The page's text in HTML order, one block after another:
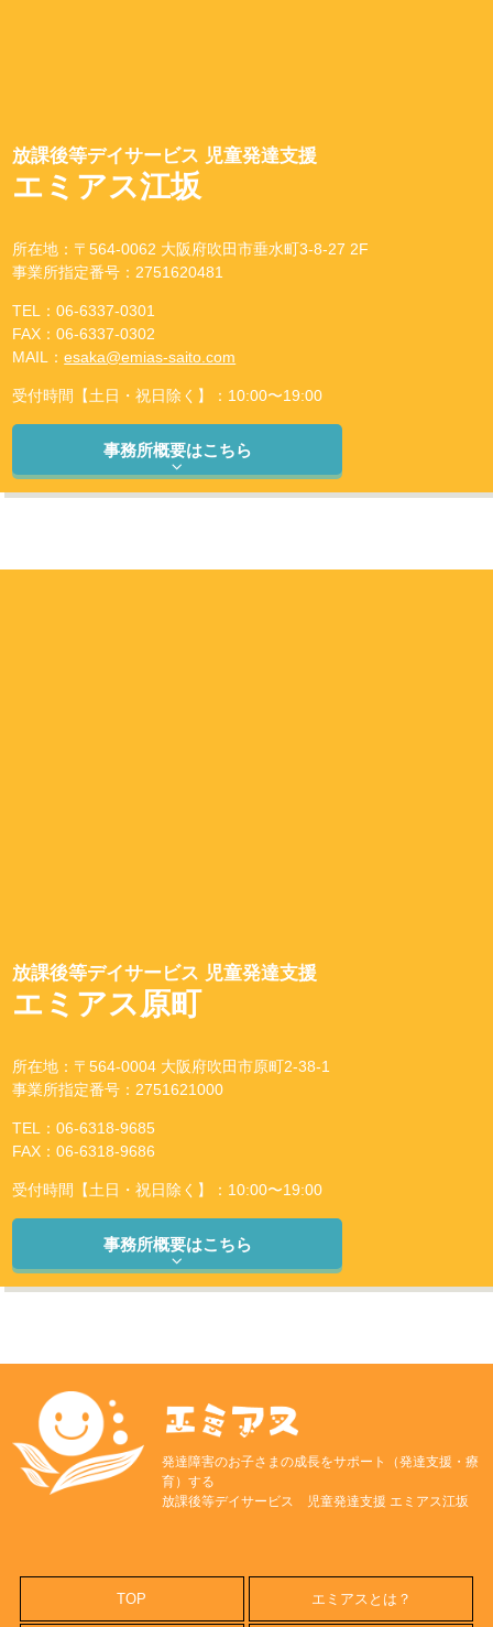
放課後等デイサービス 児童発達支援
エミアス江坂
所在地：〒564-0062 大阪府吹田市垂水町3-8-27 2F
事業所指定番号：2751620481
TEL：06-6337-0301
FAX：06-6337-0302
MAIL：esaka@emias-saito.com
受付時間【土日・祝日除く】：10:00〜19:00
事務所概要はこちら
放課後等デイサービス 児童発達支援
エミアス原町
所在地：〒564-0004 大阪府吹田市原町2-38-1
事業所指定番号：2751621000
TEL：06-6318-9685
FAX：06-6318-9686
受付時間【土日・祝日除く】：10:00〜19:00
事務所概要はこちら
発達障害のお子さまの成長をサポート（発達支援・療
育）する
放課後等デイサービス 児童発達支援 エミアス江坂
TOP エミアスとは？